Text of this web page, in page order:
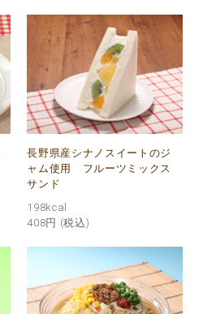
長野県産シナノスイートのジ
ャム使用 フルーツミックス
サンド
198kcal
408円 (税込)